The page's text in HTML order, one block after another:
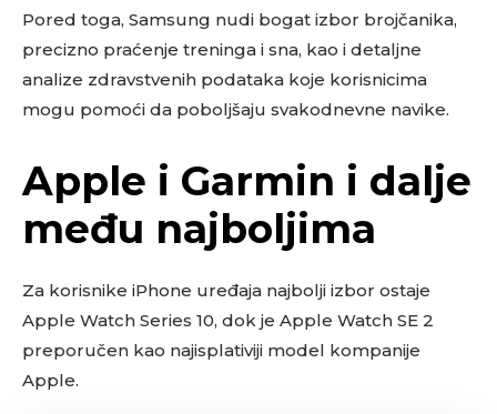
Pored toga, Samsung nudi bogat izbor brojčanika,
precizno praćenje treninga i sna, kao i detaljne
analize zdravstvenih podataka koje korisnicima
mogu pomoći da poboljšaju svakodnevne navike.
Apple i Garmin i dalje
među najboljima
Za korisnike iPhone uređaja najbolji izbor ostaje
Apple Watch Series 10, dok je Apple Watch SE 2
preporučen kao najisplativiji model kompanije
Apple.